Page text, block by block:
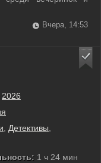
с появлением в
Мэллори. Брет
Вчера, 14:53
2026
, Детективы,
1 ч 24 мин